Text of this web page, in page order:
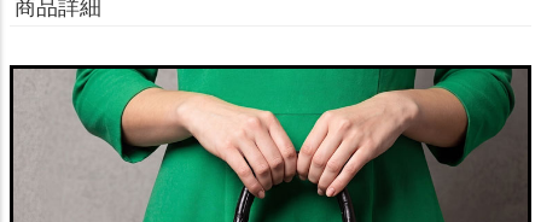
商品詳細